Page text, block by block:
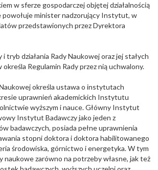
w sferze gospodarczej objętej działalnością
minister nadzorujący Instytut, w
przedstawionych przez Dyrektora
i tryb działania Rady Naukowej oraz jej stałych
Regulamin Rady przez nią uchwalony.
określa ustawa o instytutach
uprawnień akademickich Instytutu
wyższym i nauce. Główny Instytut
Instytut Badawczy jako jeden z
badawczych, posiada pełne uprawnienia
stopni doktora i doktora habilitowanego
środowiska, górnictwo i energetyka. W tym
naukowe zarówno na potrzeby własne, jak też